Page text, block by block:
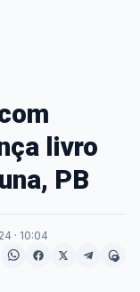
livro
PB
· 10:04